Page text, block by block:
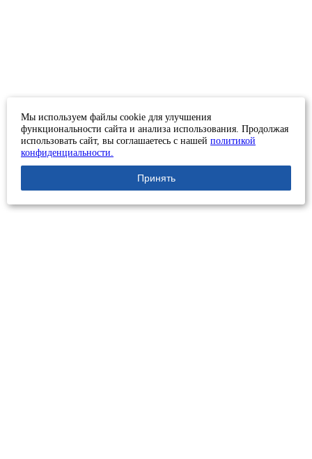
Мы используем файлы cookie для улучшения
функциональности сайта и анализа использования. Продолжая
использовать сайт, вы соглашаетесь с нашей политикой
конфиденциальности.
Принять